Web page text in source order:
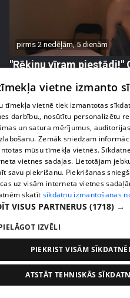
pirms 2 nedēļām, 5 dienām
"Rēķinu vīram piestādi!"
47. epizode
Karalkinu ģimenes
modernās tehnoloģijas
48. epizode
vietne izmanto
tīmekļa vietnē tiek izmantotas
darbību., nosūtītu personalizētu
un satura mērījumus,
Zemāk sniedzam
mūsu tīmekļa vietnēs.
vietnes sadaļas. Lietotājam
savu piekrišanu. Piekrišanas
uz visām interneta vietnes
skatīt sīkdatņu izmantošanas
VISUS PARTNERUS (1718) →
IZVĒLI
PIEKRIST VISĀM
ATSTĀT TEHNISKĀS